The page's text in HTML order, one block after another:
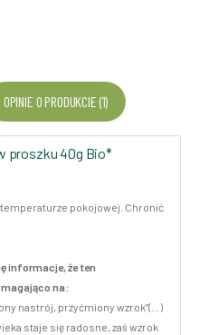
OPINIE O PRODUKCIE (1)
proszku 40g Bio*
pokojowej. Chronić
informacje, że ten
na:
nastrój, przyćmiony wzrok"(…)
staje się radosne, zaś wzrok